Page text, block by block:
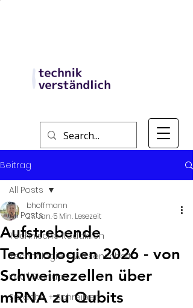
Beitrag
All Posts
Technische Redaktion
Technologie + Wissenschaft
KMU | Startups
Sprache + Schreiben
All Posts
Aufstrebende
Technologien 2026 - von
Schweinezellen über
mRNA zu Qubits
bhoffmann
27. Jan.5 Min. Lesezeit